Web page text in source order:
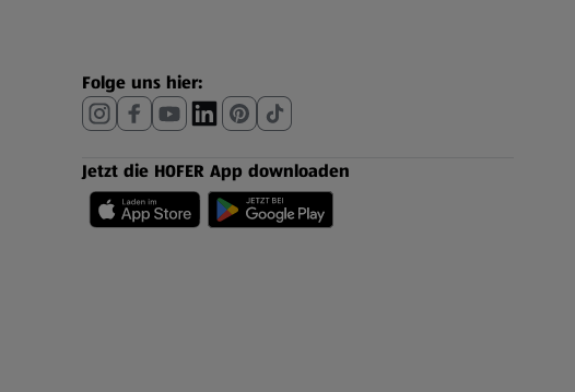
Folge uns hier:
Jetzt die HOFER App downloaden